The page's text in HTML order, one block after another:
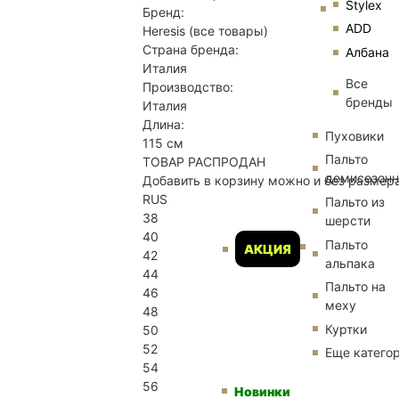
Stylex
ADD
Албана
Все
бренды
АКЦИЯ
Пуховики
Пальто
Пальто из
шерсти
Пальто
альпака
Пальто на
меху
Куртки
Еще
Новинки
Бренд:
Heresis (все товары)
Страна бренда:
Италия
Производство:
Италия
Длина:
115 см
ТОВАР РАСПРОДАН
Добавить в корзину можно и без
RUS
38
40
42
44
46
48
50
52
54
56